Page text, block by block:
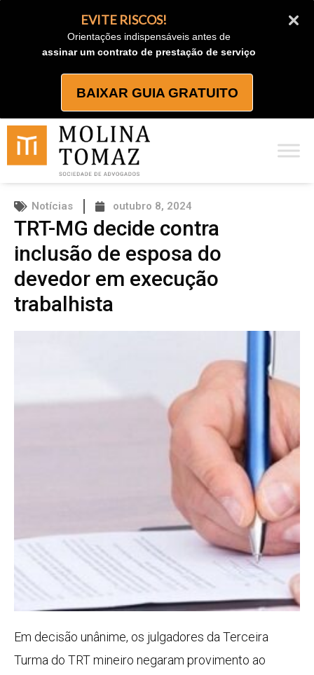
EVITE RISCOS!
Orientações indispensáveis antes de
assinar um contrato de prestação de serviço
BAIXAR GUIA GRATUITO
Notícias outubro 8, 2024
TRT-MG decide contra
inclusão de esposa do
devedor em execução
trabalhista
Em decisão unânime, os julgadores da Terceira
Turma do TRT mineiro negaram provimento ao